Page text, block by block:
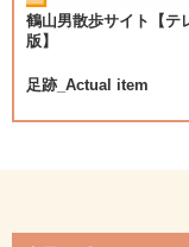
シ
ョ
ン
鶴山男散歩サイト【テ
版】
足跡_Actual item